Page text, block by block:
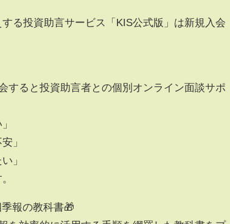
る投資助言サービス「KIS公式版」は新規入会
すると投資助言者との個別オンライン面談サポ
」
」
報の教科書🎁